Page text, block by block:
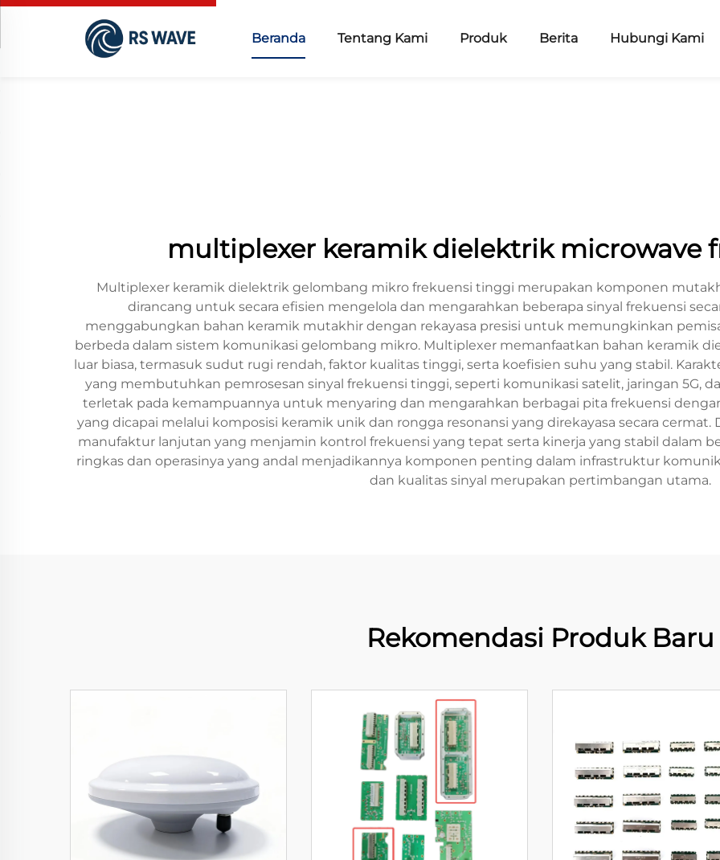
Beranda Tentang Kami Produk Berita Hubungi Kami
multiplexer keramik dielektrik microwave
Multiplexer keramik dielektrik gelombang mikro frekuensi tinggi merupakan komponen
dirancang untuk secara efisien mengelola dan mengarahkan beberapa sinyal frekuensi
menggabungkan bahan keramik mutakhir dengan rekayasa presisi untuk memungkinkan
berbeda dalam sistem komunikasi gelombang mikro. Multiplexer memanfaatkan bahan keramik
luar biasa, termasuk sudut rugi rendah, faktor kualitas tinggi, serta koefisien suhu yang stabil.
yang membutuhkan pemrosesan sinyal frekuensi tinggi, seperti komunikasi satelit, jaringan 5G,
terletak pada kemampuannya untuk menyaring dan mengarahkan berbagai pita frekuensi
yang dicapai melalui komposisi keramik unik dan rongga resonansi yang direkayasa secara
manufaktur lanjutan yang menjamin kontrol frekuensi yang tepat serta kinerja yang stabil dalam
ringkas dan operasinya yang andal menjadikannya komponen penting dalam infrastruktur
dan kualitas sinyal merupakan pertimbangan utama.
Rekomendasi Produk Baru